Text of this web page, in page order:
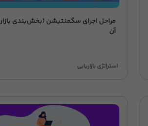
مراحل اجرای سگمنتیشن (بخش‌بندی
آن
استراتژی بازاریابی